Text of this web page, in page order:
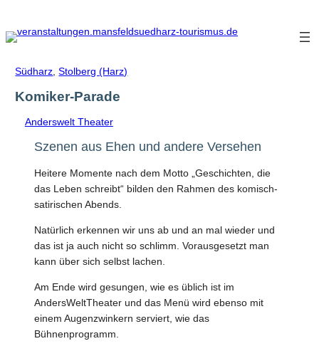
Inhalt
springen
Südharz ,Stolberg (Harz)
Komiker-Parade
Anderswelt Theater
Szenen aus Ehen und andere Versehen
Heitere Momente nach dem Motto „Geschichten, die
das Leben schreibt“ bilden den Rahmen des komisch-
satirischen Abends.
Natürlich erkennen wir uns ab und an mal wieder und
das ist ja auch nicht so schlimm. Vorausgesetzt man
kann über sich selbst lachen.
Am Ende wird gesungen, wie es üblich ist im
AndersWeltTheater und das Menü wird ebenso mit
einem Augenzwinkern serviert, wie das
Bühnenprogramm.